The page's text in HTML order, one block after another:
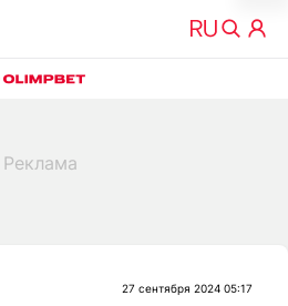
27 сентября 2024 05:17